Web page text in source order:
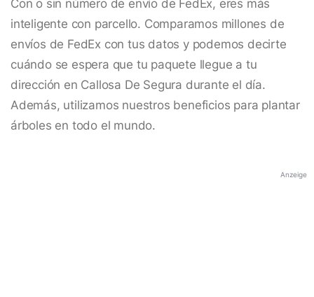
Con o sin número de envío de FedEx, eres más
inteligente con parcello. Comparamos millones de
envíos de FedEx con tus datos y podemos decirte
cuándo se espera que tu paquete llegue a tu
dirección en Callosa De Segura durante el día.
Además, utilizamos nuestros beneficios para plantar
árboles en todo el mundo.
Anzeige